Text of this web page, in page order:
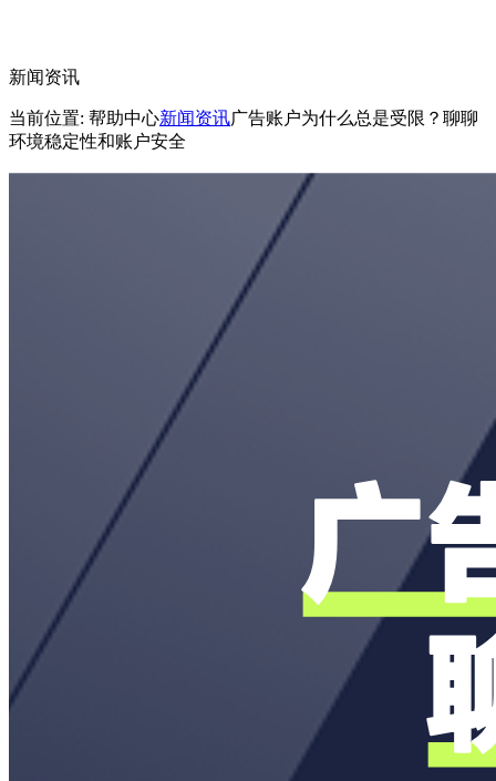
新闻资讯
当前位置: 帮助中心新闻资讯广告账户为什么总是受限？聊聊
环境稳定性和账户安全